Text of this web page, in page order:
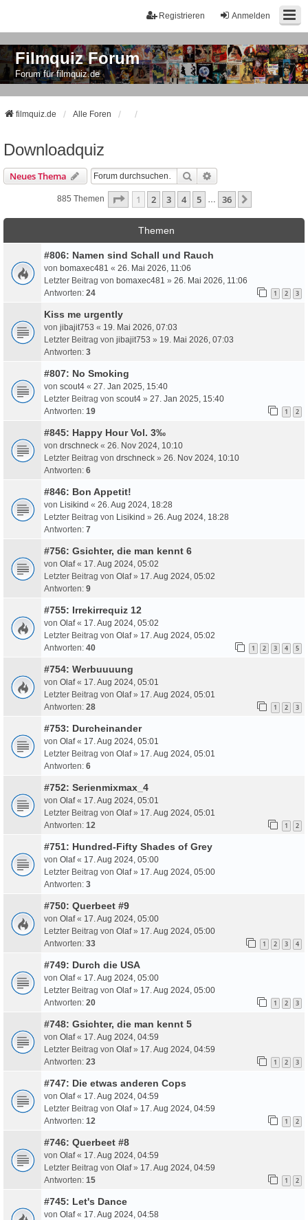
Anmelden
Registrieren
Filmquiz Forum
Forum für filmquiz.de
filmquiz.de Alle Foren
Downloadquiz
Neues Thema Suche
885 Themen Seite 1Von 36
1 2 3 4 5 … 36
Themen
#806: Namen sind Schall und Rauch
von bomaxec481 « 26. Mai 2026, 11:06
Letzter Beitrag von bomaxec481 » 26. Mai 2026, 11:06
Antworten: 24 1 2 3
Kiss me urgently
von jibajit753 « 19. Mai 2026, 07:03
Letzter Beitrag von jibajit753 » 19. Mai 2026, 07:03
Antworten: 3
#807: No Smoking
von scout4 « 27. Jan 2025, 15:40
Letzter Beitrag von scout4 » 27. Jan 2025, 15:40
Antworten: 19 1 2
#845: Happy Hour Vol. 3‰
von drschneck « 26. Nov 2024, 10:10
Letzter Beitrag von drschneck » 26. Nov 2024, 10:10
Antworten: 6
#846: Bon Appetit!
von Lisikind « 26. Aug 2024, 18:28
Letzter Beitrag von Lisikind » 26. Aug 2024, 18:28
Antworten: 7
#756: Gsichter, die man kennt 6
von Olaf« 17. Aug 2024, 05:02
Letzter Beitrag von Olaf» 17. Aug 2024, 05:02
Antworten: 9
#755: Irrekirrequiz 12
von Olaf« 17. Aug 2024, 05:02
Letzter Beitrag von Olaf» 17. Aug 2024, 05:02
Antworten: 40 1 2 3 4 5
#754: Werbuuuung
von Olaf« 17. Aug 2024, 05:01
Letzter Beitrag von Olaf» 17. Aug 2024, 05:01
Antworten: 28 1 2 3
#753: Durcheinander
von Olaf« 17. Aug 2024, 05:01
Letzter Beitrag von Olaf» 17. Aug 2024, 05:01
Antworten: 6
#752: Serienmixmax_4
von Olaf« 17. Aug 2024, 05:01
Letzter Beitrag von Olaf» 17. Aug 2024, 05:01
Antworten: 12 1 2
#751: Hundred-Fifty Shades of Grey
von Olaf« 17. Aug 2024, 05:00
Letzter Beitrag von Olaf» 17. Aug 2024, 05:00
Antworten: 3
#750: Querbeet #9
von Olaf« 17. Aug 2024, 05:00
Letzter Beitrag von Olaf» 17. Aug 2024, 05:00
Antworten: 33 1 2 3 4
#749: Durch die USA
von Olaf« 17. Aug 2024, 05:00
Letzter Beitrag von Olaf» 17. Aug 2024, 05:00
Antworten: 20 1 2 3
#748: Gsichter, die man kennt 5
von Olaf« 17. Aug 2024, 04:59
Letzter Beitrag von Olaf» 17. Aug 2024, 04:59
Antworten: 23 1 2 3
#747: Die etwas anderen Cops
von Olaf« 17. Aug 2024, 04:59
Letzter Beitrag von Olaf» 17. Aug 2024, 04:59
Antworten: 12 1 2
#746: Querbeet #8
von Olaf« 17. Aug 2024, 04:59
Letzter Beitrag von Olaf» 17. Aug 2024, 04:59
Antworten: 15 1 2
#745: Let's Dance
von Olaf« 17. Aug 2024, 04:58